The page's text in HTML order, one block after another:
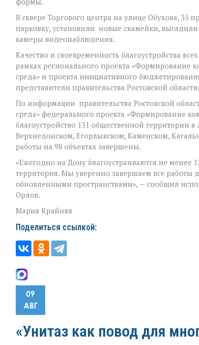
В сквере Торгового центра на улице Обухова, 35
парковку, установили новые скамейки,
камеры видеонаблюдения.
Качество и своевременность благоустройства
рамках регионального проекта «Формирование
среда» и проекта инициативного
представители правительства Ростовской
По информации правительства Ростовской
среда» федерального проекта «Формирование
благоустройство 131 общественной территории
Верхнедонском, Егорлыкском, Каменском,
работы на 98 объектах завершены.
«Ежегодно на Дону благоустраиваются не менее
территория. Мы уверенно завершаем все работы
обновленными пространствами», — сообщил
Орлов.
Мария Крайняя
Поделиться ссылкой:
09
АВГ
«Унитаз как повод для